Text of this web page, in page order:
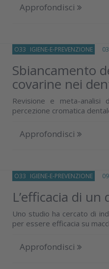
Approfondisci
O33 IGIENE-E-PREVENZIONE 03
Sbiancamento
covarine nei
Revisione e meta-analisi
percezione cromatica
Approfondisci
O33 IGIENE-E-PREVENZIONE 09
L’efficacia di
Uno studio ha cercato di
per essere efficacia su
Approfondisci